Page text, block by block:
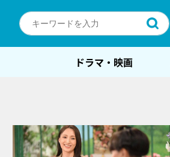
ドラマ・映画